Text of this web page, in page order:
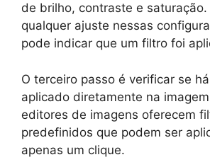
de brilho, contraste e saturação.
qualquer ajuste nessas
pode indicar que um filtro foi
O terceiro passo é verificar se
aplicado diretamente na
editores de imagens oferecem
predefinidos que podem ser
apenas um clique.